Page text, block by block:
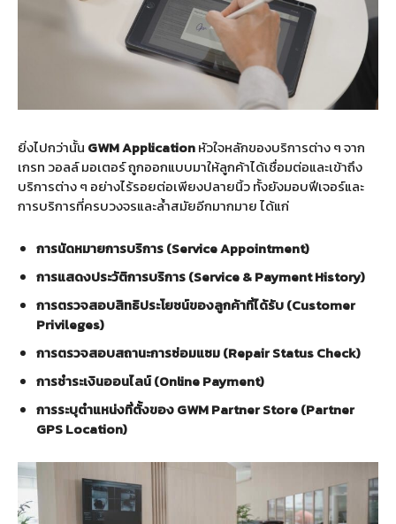
ยิ่งไปกว่านั้น GWM Applicationหัวใจหลักของบริการต่าง ๆ จาก
เกรท วอลล์ มอเตอร์ ถูกออกแบบมาให้ลูกค้าได้เชื่อมต่อและเข้าถึง
บริการต่าง ๆ อย่างไร้รอยต่อเพียงปลายนิ้ว ทั้งยังมอบฟีเจอร์และ
การบริการที่ครบวงจรและล้ำสมัยอีกมากมาย ได้แก่
การนัดหมายการบริการ (Service Appointment)
การแสดงประวัติการบริการ(Service & Payment History)
การตรวจสอบสิทธิประโยชน์ของลูกค้าที่ได้รับ (Customer
Privileges)
การตรวจสอบสถานะการซ่อมแซม (Repair Status Check)
การชำระเงินออนไลน์ (Online Payment)
การระบุตำแหน่งที่ตั้งของ GWM Partner Store (Partner
GPS Location)